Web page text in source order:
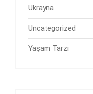
Ukrayna
Uncategorized
Yaşam Tarzı